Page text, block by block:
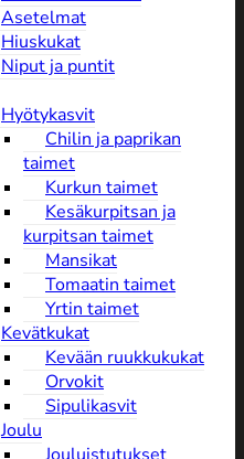
Asetelmat
Hiuskukat
Niput ja puntit
Hyötykasvit
Chilin ja paprikan
taimet
Kurkun taimet
Kesäkurpitsan ja
kurpitsan taimet
Mansikat
Tomaatin taimet
Yrtin taimet
Kevätkukat
Kevään ruukkukukat
Orvokit
Sipulikasvit
Joulu